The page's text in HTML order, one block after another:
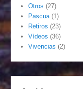
Otros (27)
Pascua (1)
Retiros (23)
Vídeos (36)
Vivencias (2)